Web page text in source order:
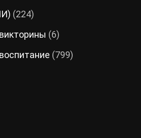
(224)
(6)
(799)